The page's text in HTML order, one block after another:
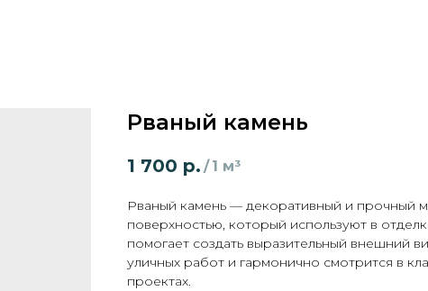
Рваный камень
1 700 р. / 1 м³
Рваный камень — декоративный и прочный
поверхностью, который используют в
помогает создать выразительный внешний
уличных работ и гармонично смотрится в
проектах.